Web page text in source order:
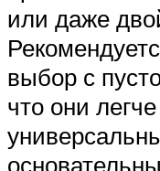
или даже
выбор с
что они